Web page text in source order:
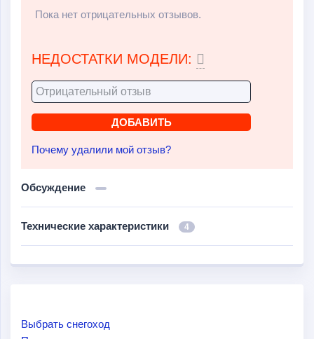
Пока нет отрицательных отзывов.
НЕДОСТАТКИ МОДЕЛИ:
Почему удалили мой отзыв?
Обсуждение
Технические характеристики 4
Выбрать снегоход